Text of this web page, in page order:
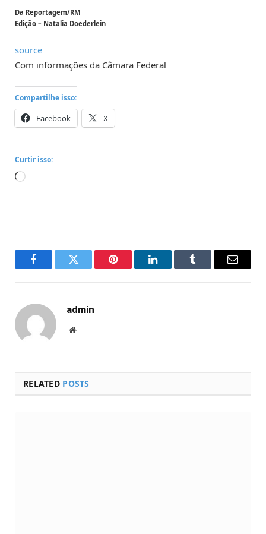
Da Reportagem/RM
Edição – Natalia Doederlein
source
Com informações da Câmara Federal
Compartilhe isso:
Facebook X
Curtir isso:
Carregando...
FacebookTwitter Pinterest LinkedInTumblr Email
admin
Website
RELATED POSTS